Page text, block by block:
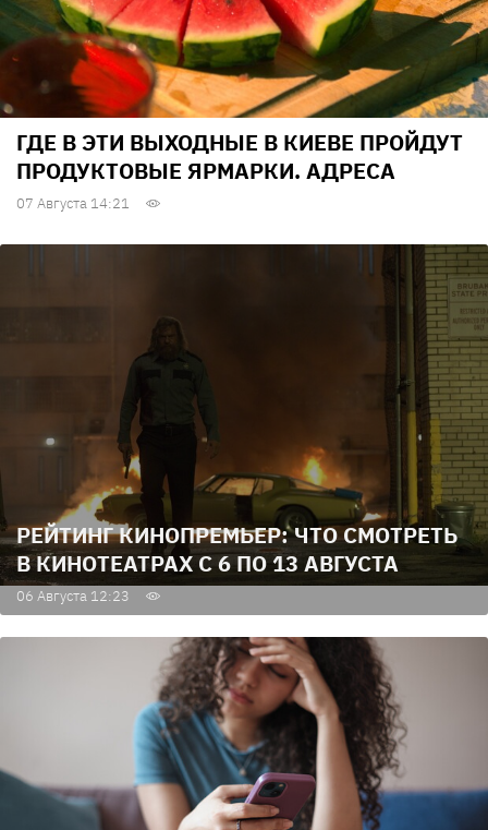
ГДЕ В ЭТИ ВЫХОДНЫЕ В КИЕВЕ ПРОЙДУТ
ПРОДУКТОВЫЕ ЯРМАРКИ. АДРЕСА
07 Августа 14:21
РЕЙТИНГ КИНОПРЕМЬЕР: ЧТО СМОТРЕТЬ
В КИНОТЕАТРАХ С 6 ПО 13 АВГУСТА
06 Августа 12:23